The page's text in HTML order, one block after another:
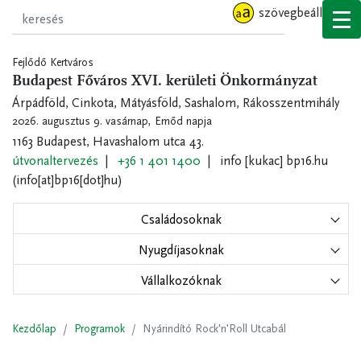
szövegbeállítások
Fejlődő Kertváros
Budapest Főváros XVI. kerületi Önkormányzat
Árpádföld, Cinkota, Mátyásföld, Sashalom, Rákosszentmihály
2026. augusztus 9. vasárnap, Emőd napja
1163 Budapest, Havashalom utca 43.
útvonaltervezés
+36 1 401 1400 info [kukac] bp16.hu
(info[at]bp16[dot]hu)
Családosoknak
Nyugdíjasoknak
Vállalkozóknak
Kezdőlap Programok Nyárindító Rock'n'Roll Utcabál